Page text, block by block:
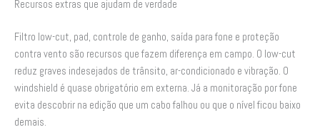
Recursos extras que ajudam de verdade
Filtro low-cut, pad, controle de ganho, saída para fone e proteção
contra vento são recursos que fazem diferença em campo. O low-cut
reduz graves indesejados de trânsito, ar-condicionado e vibração. O
windshield é quase obrigatório em externa. Já a monitoração por fone
evita descobrir na edição que um cabo falhou ou que o nível ficou baixo
demais.